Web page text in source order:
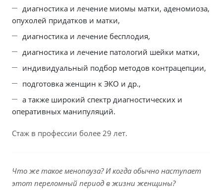
диагностика и лечение миомы матки, аденомиоза,
опухолей придатков и матки,
диагностика и лечение бесплодия,
диагностика и лечение патологий шейки матки,
индивидуальный подбор методов контрацепции,
подготовка женщин к ЭКО и др.,
а также широкий спектр диагностических и
оперативных манипуляций.
Стаж в профессии более 29 лет.
Что же такое менопауза? И когда обычно наступает
этот переломный период в жизни женщины?